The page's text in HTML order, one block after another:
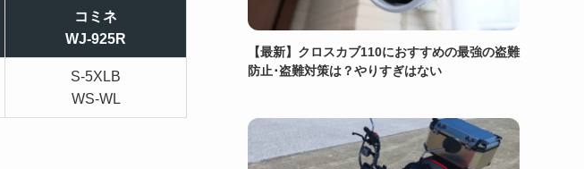
コミネ
WJ-925R
S-5XLB
WS-WL
【最新】クロスカブ110におすすめの最強の盗難
防止･盗難対策は？やりすぎはない